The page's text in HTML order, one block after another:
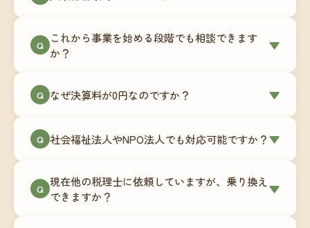
す。Zoomやチャットツールを使ったオンラインで
のやり取りが中心ですので、地域を問わずサポー
地域の事業者さまにご利用いただいています。
Q
これから事業を始める段階でも相談できます
か？
▼
180,000円〜）をご用意しています。事業計画の段
談にも対応しています。
Q なぜ決算料が0円なのですか？ ▼
次で進めています。そのため、決算時に追加の作
リプション型の料金体系を実現しています。年間
コストが事前にわかるので、資金繰りの見通しも
Q 社会福祉法人やNPO法人でも対応可能ですか？▼
は営利法人とは会計基準や監査要件が異なるた
め、別途お見積りとなります。まずはお気軽にご
Q 現在他の税理士に依頼していますが、乗り換え
できますか？
▼